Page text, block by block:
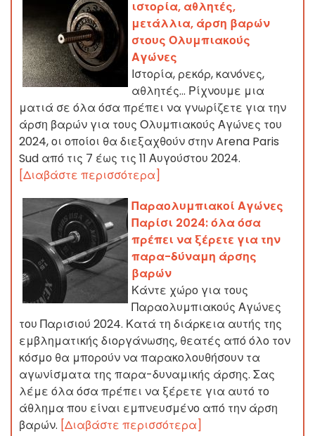
ιστορία, αθλητές,
μετάλλια, άρση βαρών
στους Ολυμπιακούς
Αγώνες
Ιστορία, ρεκόρ, κανόνες,
αθλητές... Ρίχνουμε μια
ματιά σε όλα όσα πρέπει να γνωρίζετε για την
άρση βαρών για τους Ολυμπιακούς Αγώνες του
2024, οι οποίοι θα διεξαχθούν στην Arena Paris
Sud από τις 7 έως τις 11 Αυγούστου 2024.
[Διαβάστε περισσότερα]
Παραολυμπιακοί Αγώνες
Παρίσι 2024: όλα όσα
πρέπει να ξέρετε για την
παρα-δύναμη άρσης
βαρών
Κάντε χώρο για τους
Παραολυμπιακούς Αγώνες
του Παρισιού 2024. Κατά τη διάρκεια αυτής της
εμβληματικής διοργάνωσης, θεατές από όλο τον
κόσμο θα μπορούν να παρακολουθήσουν τα
αγωνίσματα της παρα-δυναμικής άρσης. Σας
λέμε όλα όσα πρέπει να ξέρετε για αυτό το
άθλημα που είναι εμπνευσμένο από την άρση
βαρών. [Διαβάστε περισσότερα]